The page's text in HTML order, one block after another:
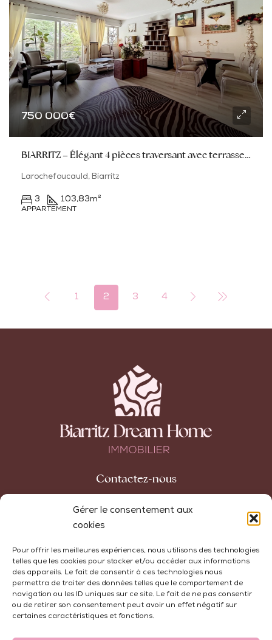
Gérer le consentement aux
cookies
Pour offrir les meilleures expériences, nous utilisons des technologies
telles que les cookies pour stocker et/ou accéder aux informations
des appareils. Le fait de consentir à ces technologies nous
permettra de traiter des données telles que le comportement de
navigation ou les ID uniques sur ce site. Le fait de ne pas consentir
ou de retirer son consentement peut avoir un effet négatif sur
certaines caractéristiques et fonctions.
750 000€
BIARRITZ – Élégant 4 pièces traversant avec terrasses au cœur d’un environnement recherché
Larochefoucauld, Biarritz
3 103,83m²
APPARTEMENT
1 2 3 4
Contactez-nous
42 avenue Carnot
agence@biarritzdreamhome.com